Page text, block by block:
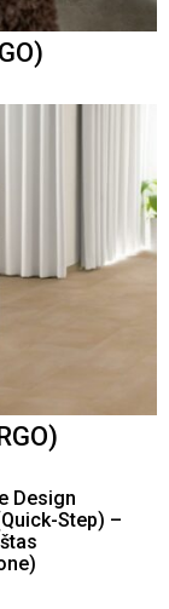
Design
Step) –